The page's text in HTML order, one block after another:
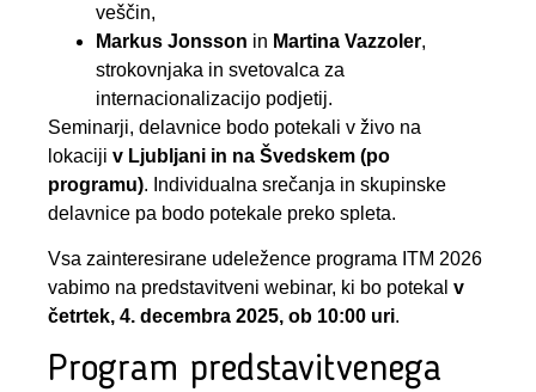
veščin,
Markus Jonsson in Martina Vazzoler,
strokovnjaka in svetovalca za
internacionalizacijo podjetij.
Seminarji, delavnice bodo potekali v živo na
lokaciji v Ljubljani in na Švedskem (po
programu). Individualna srečanja in skupinske
delavnice pa bodo potekale preko spleta.
Vsa zainteresirane udeležence programa ITM 2026
vabimo na predstavitveni webinar, ki bo potekal v
četrtek, 4. decembra 2025, ob 10:00 uri.
Program predstavitvenega